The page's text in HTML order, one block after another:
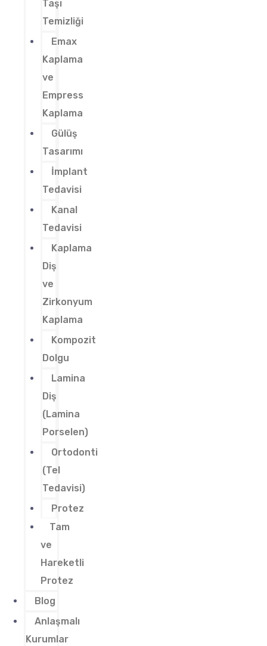
Taşı
Temizliği
Emax
Kaplama
ve
Empress
Kaplama
Gülüş
Tasarımı
İmplant
Tedavisi
Kanal
Tedavisi
Kaplama
Diş
ve
Zirkonyum
Kaplama
Kompozit
Dolgu
Lamina
Diş
(Lamina
Porselen)
Ortodonti
(Tel
Tedavisi)
Protez
Tam
ve
Hareketli
Protez
Blog
Anlaşmalı
Kurumlar